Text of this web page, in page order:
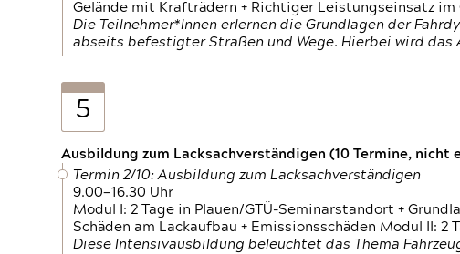
Gelände mit Krafträdern + Richtiger Leistungseinsatz im
Die Teilnehmer*Innen erlernen die Grundlagen der
abseits befestigter Straßen und Wege. Hierbei wird
5
Ausbildung zum Lacksachverständigen (10 Termine, nicht
Termin 2/10: Ausbildung zum Lacksachverständigen
9.00—16.30 Uhr
Modul I: 2 Tage in Plauen/GTÜ-Seminarstandort +
Schäden am Lackaufbau + Emissionsschäden Modul II: 2
Diese Intensivausbildung beleuchtet das Thema